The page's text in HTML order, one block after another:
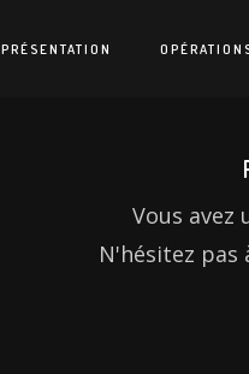
PRÉSENTATION
Vous avez
N'hésitez pas